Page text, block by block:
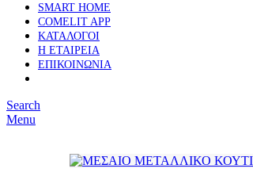
SMART HOME
COMELIT APP
ΚΑΤΑΛΟΓΟΙ
Η ΕΤΑΙΡΕΙΑ
ΕΠΙΚΟΙΝΩΝΙΑ
Search
Menu